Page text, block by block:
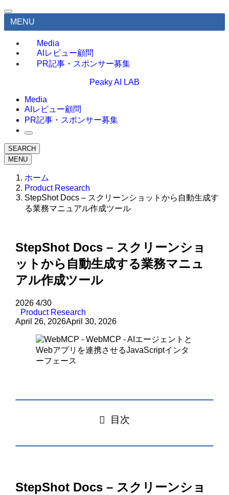
MENU
Media
AIレビュー顧問
PR記事・スポンサー募集
Peaky AI LAB
Media
AIレビュー顧問
PR記事・スポンサー募集
SEARCH
MENU
ホーム
Product Research
StepShot Docs – スクリーンショットから自動生成す
る業務マニュアル作成ツール
StepShot Docs – スクリーンショ
ットから自動生成する業務マニュ
アル作成ツール
2026 4/30
Product Research
April 26, 2026April 30, 2026
目次
StepShot Docs – スクリーンショ